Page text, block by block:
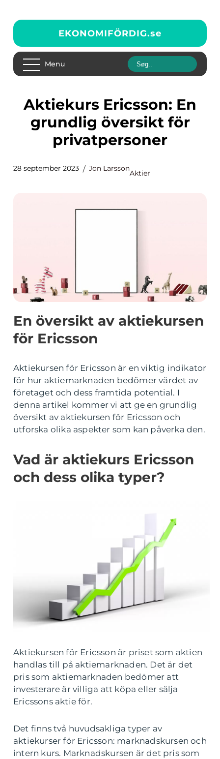
EKONOMIFÖRDIG.se
Menu
Aktiekurs Ericsson: En
grundlig översikt för
privatpersoner
28 september 2023 Jon Larsson
Aktier
En översikt av aktiekursen
för Ericsson
Aktiekursen för Ericsson är en viktig indikator
för hur aktiemarknaden bedömer värdet av
företaget och dess framtida potential. I
denna artikel kommer vi att ge en grundlig
översikt av aktiekursen för Ericsson och
utforska olika aspekter som kan påverka den.
Vad är aktiekurs Ericsson
och dess olika typer?
Aktiekursen för Ericsson är priset som aktien
handlas till på aktiemarknaden. Det är det
pris som aktiemarknaden bedömer att
investerare är villiga att köpa eller sälja
Ericssons aktie för.
Det finns två huvudsakliga typer av
aktiekurser för Ericsson: marknadskursen och
intern kurs. Marknadskursen är det pris som